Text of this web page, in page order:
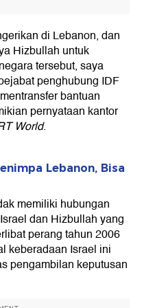
di Lebanon, dan
Hizbullah untuk
tersebut, saya
penghubung IDF
bantuan
pernyataan kantor
World.
Lebanon, Bisa
memiliki hubungan
dan Hizbullah yang
perang tahun 2006
keberadaan Israel ini
pengambilan keputusan